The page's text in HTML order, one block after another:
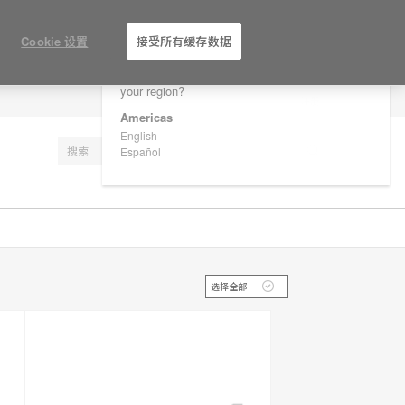
Are you in United States?
your region?
Americas
English
Español
选择全部
Cookie 设置 接受所有缓存数据